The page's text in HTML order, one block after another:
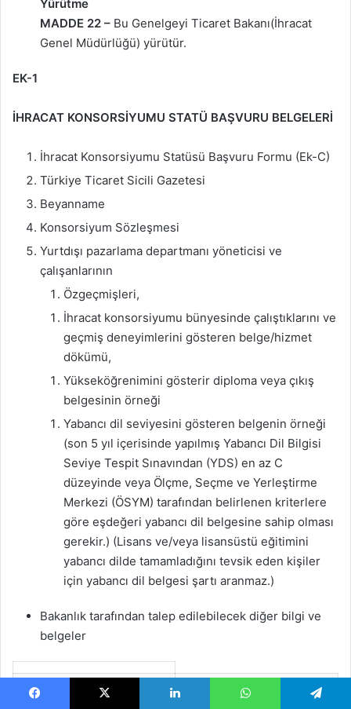
Yürütme
MADDE 22 – Bu Genelgeyi Ticaret Bakanı(İhracat
Genel Müdürlüğü) yürütür.
EK-1
İHRACAT KONSORSİYUMU STATÜ BAŞVURU BELGELERİ
İhracat Konsorsiyumu Statüsü Başvuru Formu (Ek-C)
Türkiye Ticaret Sicili Gazetesi
Beyanname
Konsorsiyum Sözleşmesi
Yurtdışı pazarlama departmanı yöneticisi ve
çalışanlarının
Özgeçmişleri,
İhracat konsorsiyumu bünyesinde çalıştıklarını ve
geçmiş deneyimlerini gösteren belge/hizmet
dökümü,
Yükseköğrenimini gösterir diploma veya çıkış
belgesinin örneği
Yabancı dil seviyesini gösteren belgenin örneği
(son 5 yıl içerisinde yapılmış Yabancı Dil Bilgisi
Seviye Tespit Sınavından (YDS) en az C
düzeyinde veya Ölçme, Seçme ve Yerleştirme
Merkezi (ÖSYM) tarafından belirlenen kriterlere
göre eşdeğeri yabancı dil belgesine sahip olması
gerekir.) (Lisans ve/veya lisansüstü eğitimini
yabancı dilde tamamladığını tevsik eden kişiler
için yabancı dil belgesi şartı aranmaz.)
Bakanlık tarafından talep edilebilecek diğer bilgi ve
belgeler